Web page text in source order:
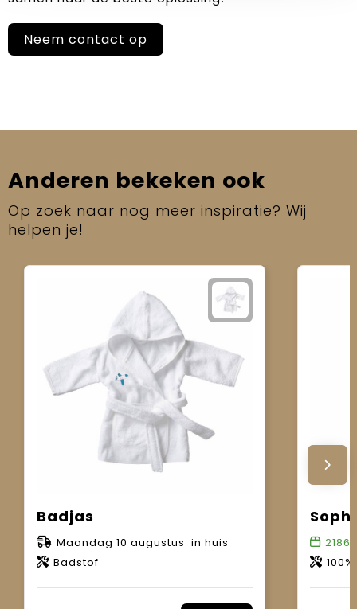
Neem contact op
Anderen bekeken ook
Op zoek naar nog meer inspiratie? Wij
helpen je!
Badjas
Maandag 10 augustus in huis
Badstof
2186